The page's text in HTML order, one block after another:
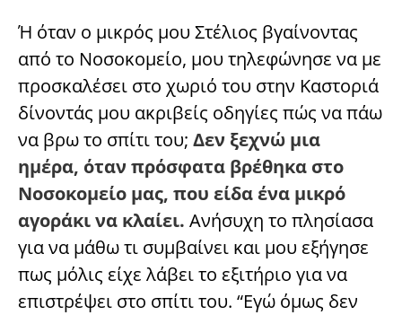
Ή όταν ο μικρός μου Στέλιος βγαίνοντας
από το Νοσοκομείο, μου τηλεφώνησε να με
προσκαλέσει στο χωριό του στην Καστοριά
δίνοντάς μου ακριβείς οδηγίες πώς να πάω
να βρω το σπίτι του; Δεν ξεχνώ μια
ημέρα, όταν πρόσφατα βρέθηκα στο
Νοσοκομείο μας, που είδα ένα μικρό
αγοράκι να κλαίει. Ανήσυχη το πλησίασα
για να μάθω τι συμβαίνει και μου εξήγησε
πως μόλις είχε λάβει το εξιτήριο για να
επιστρέψει στο σπίτι του. “Εγώ όμως δεν